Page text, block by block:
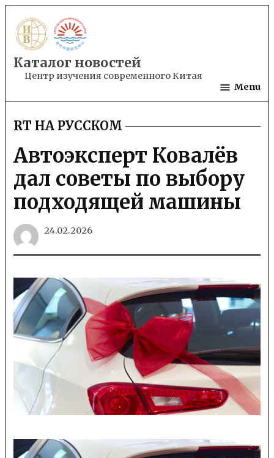
to
content
Каталог новостей
Центр изучения современного Китая
Menu
POSTED
IN
RT НА РУССКОМ
Автоэксперт Ковалёв
дал советы по выбору
подходящей машины
24.02.2026